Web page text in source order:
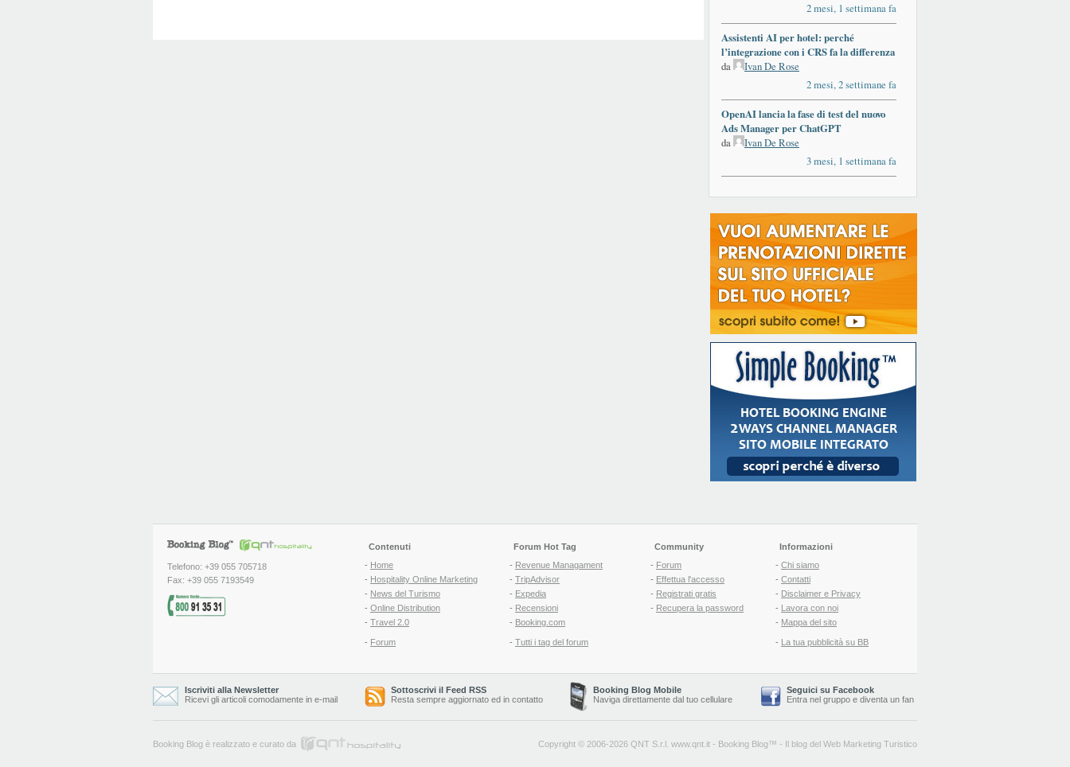
2 mesi, 1 settimana fa
Assistenti AI per hotel: perché
l’integrazione con i CRS fa la differenza
da
Ivan De Rose
2 mesi, 2 settimane fa
OpenAI lancia la fase di test del nuovo
Ads Manager per ChatGPT
da
Ivan De Rose
3 mesi, 1 settimana fa
Telefono: +39 055 705718
Fax: +39 055 7193549
Contenuti
- Home
- Hospitality Online Marketing
- News del Turismo
- Online Distribution
- Travel 2.0
- Forum
Forum Hot Tag
- Revenue Managament
- TripAdvisor
- Expedia
- Recensioni
- Booking.com
- Tutti i tag del forum
Community
- Forum
- Effettua l'accesso
- Registrati gratis
- Recupera la password
Informazioni
- Chi siamo
- Contatti
- Disclaimer e Privacy
- Lavora con noi
- Mappa del sito
- La tua pubblicità su BB
Iscriviti alla Newsletter
Ricevi gli articoli comodamente in e-mail
Sottoscrivi il Feed RSS
Resta sempre aggiornato ed in contatto
Booking Blog Mobile
Naviga direttamente dal tuo cellulare
Seguici su Facebook
Entra nel gruppo e diventa un fan
Booking Blog è realizzato e curato da Copyright © 2006-2026 QNT S.r.l. www.qnt.it - Booking Blog™ - Il blog del Web Marketing Turistico